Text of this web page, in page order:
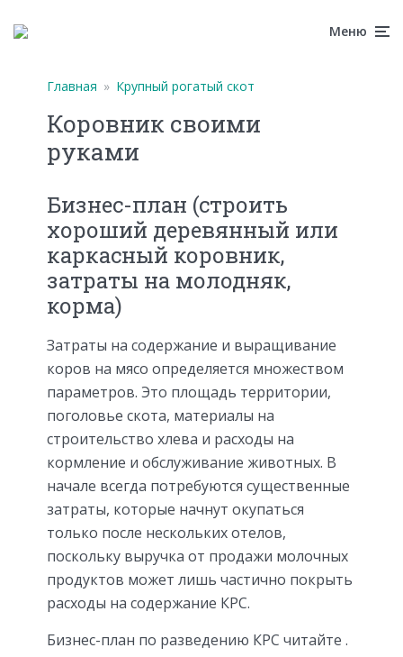
Меню
Главная » Крупный рогатый скот
Коровник своими
руками
Бизнес-план (строить
хороший деревянный или
каркасный коровник,
затраты на молодняк,
корма)
Затраты на содержание и выращивание
коров на мясо определяется множеством
параметров. Это площадь территории,
поголовье скота, материалы на
строительство хлева и расходы на
кормление и обслуживание животных. В
начале всегда потребуются существенные
затраты, которые начнут окупаться
только после нескольких отелов,
поскольку выручка от продажи молочных
продуктов может лишь частично покрыть
расходы на содержание КРС.
Бизнес-план по разведению КРС читайте .